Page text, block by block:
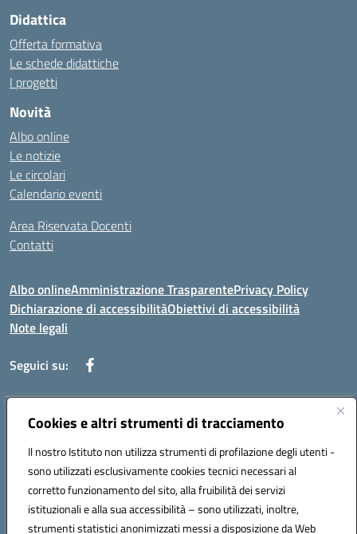
Cookies e altri strumenti di tracciamento
Il nostro Istituto non utilizza strumenti di profilazione degli utenti -
sono utilizzati esclusivamente cookies tecnici necessari al
corretto funzionamento del sito, alla fruibilità dei servizi
istituzionali e alla sua accessibilità – sono utilizzati, inoltre,
strumenti statistici anonimizzati messi a disposizione da Web
Didattica
Offerta formativa
Le schede didattiche
I progetti
Novità
Albo online
Le notizie
Le circolari
Calendario eventi
Area Riservata Docenti
Contatti
Albo onlineAmministrazione TrasparentePrivacy Policy
Dichiarazione di accessibilitàObiettivi di accessibilità
Note legali
Seguici su:
Indirizzo:Via Rimembranza,33 – 81020 Casapulla (CE)
Posta elettronica certificata (PEC):ceic82800v@pec.istruzione.it
Codice fiscale: 94007130613
Codice meccanografico: CEIC82800V